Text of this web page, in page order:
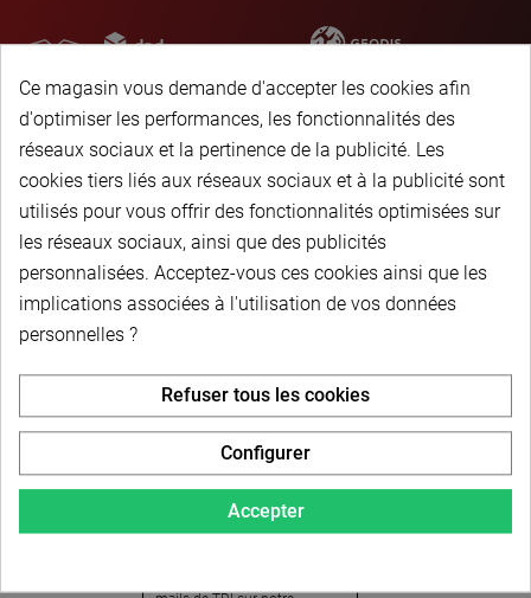
Newsletter
Pour recevoir notre
newsletter, nous vous
invitons à créer votre espace
client (cliquez sur « Compte »
en haut à droite de la page) et
cliquer sur « oui » pour vous
Ce magasin vous demande d'accepter les cookies afin
d'optimiser les performances, les fonctionnalités des
réseaux sociaux et la pertinence de la publicité. Les
cookies tiers liés aux réseaux sociaux et à la publicité sont
utilisés pour vous offrir des fonctionnalités optimisées sur
les réseaux sociaux, ainsi que des publicités
personnalisées. Acceptez-vous ces cookies ainsi que les
implications associées à l'utilisation de vos données
personnelles ?
Accepter
Refuser tous les cookies
Configurer